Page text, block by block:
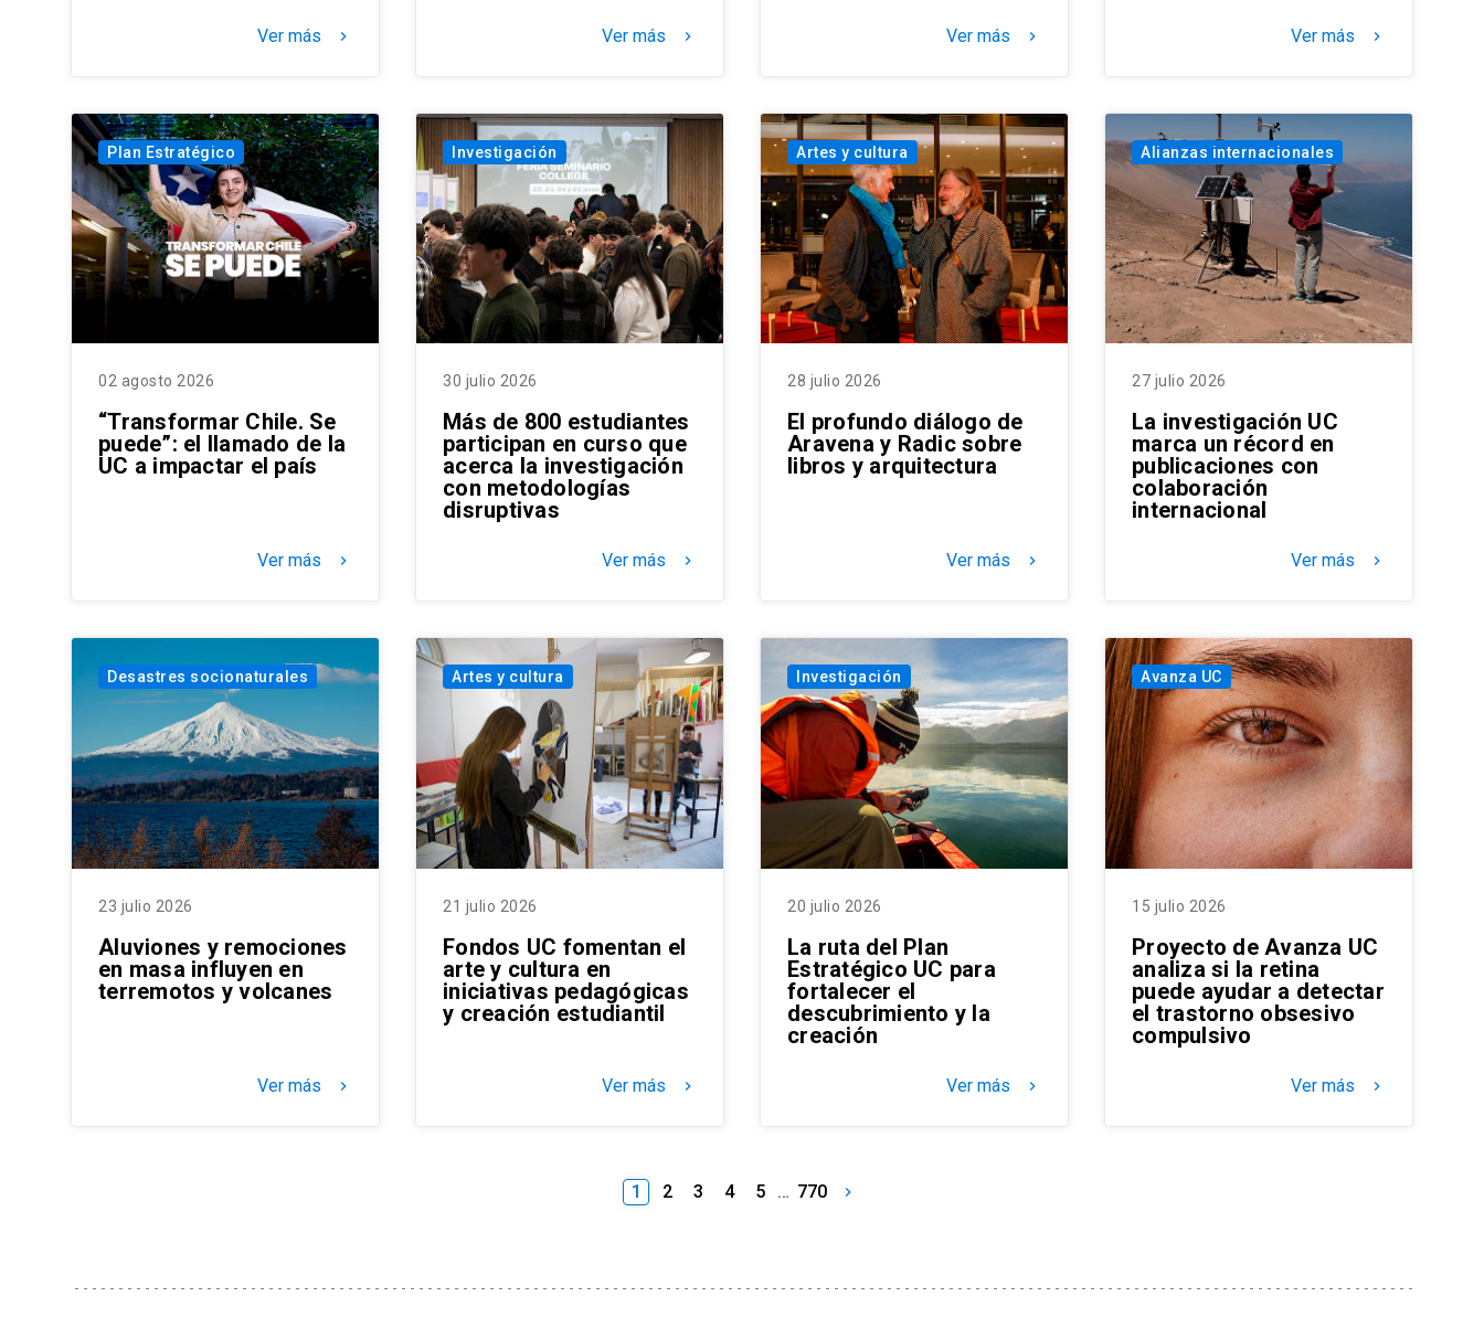
Ver más keyboard_arrow_right Ver más keyboard_arrow_right Ver más keyboard_arrow_right Ver más keyboard_arrow_right
Plan Estratégico
02 agosto 2026
“Transformar Chile. Se
puede”: el llamado de la
UC a impactar el país
Ver más keyboard_arrow_right
Investigación
30 julio 2026
Más de 800 estudiantes
participan en curso que
acerca la investigación
con metodologías
disruptivas
Ver más keyboard_arrow_right
Artes y cultura
28 julio 2026
El profundo diálogo de
Aravena y Radic sobre
libros y arquitectura
Ver más keyboard_arrow_right
Alianzas internacionales
27 julio 2026
La investigación UC
marca un récord en
publicaciones con
colaboración
internacional
Ver más keyboard_arrow_right
Desastres socionaturales
23 julio 2026
Aluviones y remociones
en masa influyen en
terremotos y volcanes
Ver más keyboard_arrow_right
Artes y cultura
21 julio 2026
Fondos UC fomentan el
arte y cultura en
iniciativas pedagógicas
y creación estudiantil
Ver más keyboard_arrow_right
Investigación
20 julio 2026
La ruta del Plan
Estratégico UC para
fortalecer el
descubrimiento y la
creación
Ver más keyboard_arrow_right
Avanza UC
15 julio 2026
Proyecto de Avanza UC
analiza si la retina
puede ayudar a detectar
el trastorno obsesivo
compulsivo
Ver más keyboard_arrow_right
1 2 3 4 5 … 770 keyboard_arrow_right